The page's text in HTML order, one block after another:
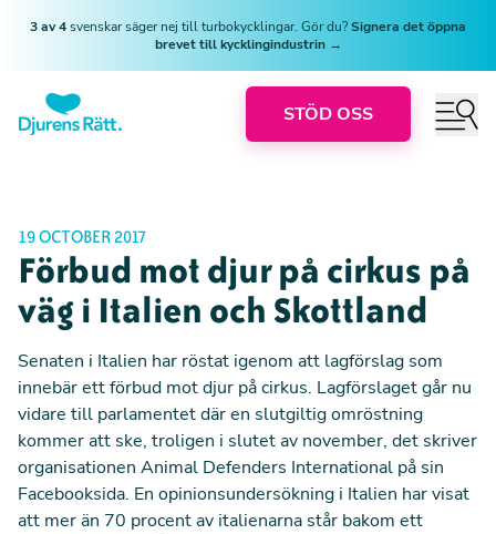
3 av 4svenskar säger nej till turbokycklingar. Gör du?Signera det öppna
brevet till kycklingindustrin →
STÖD OSS
19 OCTOBER 2017
Förbud mot djur på cirkus på
väg i Italien och Skottland
Senaten i Italien har röstat igenom att lagförslag som
innebär ett förbud mot djur på cirkus. Lagförslaget går nu
vidare till parlamentet där en slutgiltig omröstning
kommer att ske, troligen i slutet av november, det skriver
organisationen Animal Defenders International på sin
Facebooksida. En opinionsundersökning i Italien har visat
att mer än 70 procent av italienarna står bakom ett